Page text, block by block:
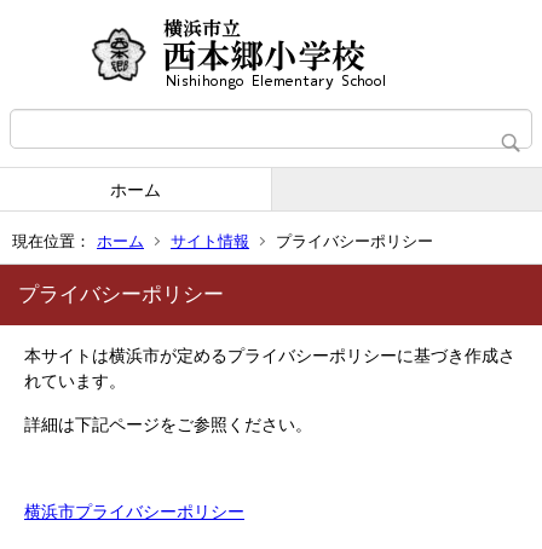
ホーム
現在位置： ホーム サイト情報 プライバシーポリシー
プライバシーポリシー
本サイトは横浜市が定めるプライバシーポリシーに基づき作成さ
れています。
詳細は下記ページをご参照ください。
横浜市プライバシーポリシー